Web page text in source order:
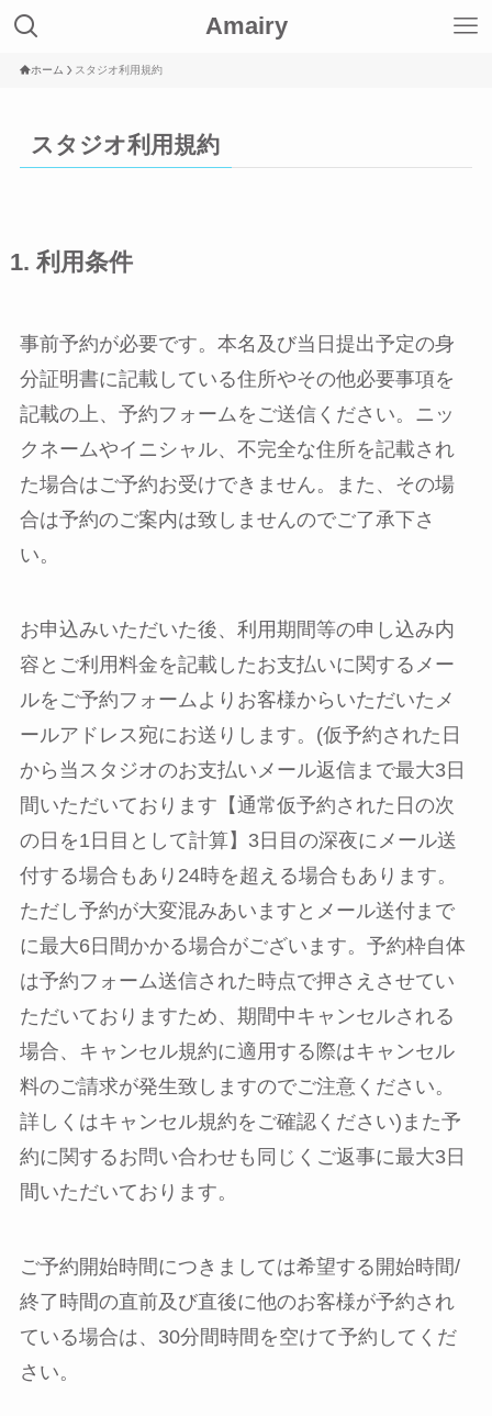
Amairy
ホーム スタジオ利用規約
スタジオ利用規約
1. 利用条件
事前予約が必要です。本名及び当日提出予定の身
分証明書に記載している住所やその他必要事項を
記載の上、予約フォームをご送信ください。ニッ
クネームやイニシャル、不完全な住所を記載され
た場合はご予約お受けできません。また、その場
合は予約のご案内は致しませんのでご了承下さ
い。
お申込みいただいた後、利用期間等の申し込み内
容とご利用料金を記載したお支払いに関するメー
ルをご予約フォームよりお客様からいただいたメ
ールアドレス宛にお送りします。(仮予約された日
から当スタジオのお支払いメール返信まで最大3日
間いただいております【通常仮予約された日の次
の日を1日目として計算】3日目の深夜にメール送
付する場合もあり24時を超える場合もあります。
ただし予約が大変混みあいますとメール送付まで
に最大6日間かかる場合がございます。予約枠自体
は予約フォーム送信された時点で押さえさせてい
ただいておりますため、期間中キャンセルされる
場合、キャンセル規約に適用する際はキャンセル
料のご請求が発生致しますのでご注意ください。
詳しくはキャンセル規約をご確認ください)また予
約に関するお問い合わせも同じくご返事に最大3日
間いただいております。
ご予約開始時間につきましては希望する開始時間/
終了時間の直前及び直後に他のお客様が予約され
ている場合は、30分間時間を空けて予約してくだ
さい。